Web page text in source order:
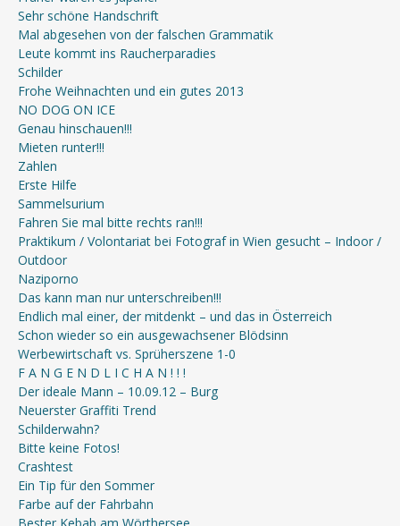
Sehr schöne Handschrift
Mal abgesehen von der falschen Grammatik
Leute kommt ins Raucherparadies
Schilder
Frohe Weihnachten und ein gutes 2013
NO DOG ON ICE
Genau hinschauen!!!
Mieten runter!!!
Zahlen
Erste Hilfe
Sammelsurium
Fahren Sie mal bitte rechts ran!!!
Praktikum / Volontariat bei Fotograf in Wien gesucht – Indoor /
Outdoor
Naziporno
Das kann man nur unterschreiben!!!
Endlich mal einer, der mitdenkt – und das in Österreich
Schon wieder so ein ausgewachsener Blödsinn
Werbewirtschaft vs. Sprüherszene 1-0
F A N G E N D L I C H A N ! ! !
Der ideale Mann – 10.09.12 – Burg
Neuerster Graffiti Trend
Schilderwahn?
Bitte keine Fotos!
Crashtest
Ein Tip für den Sommer
Farbe auf der Fahrbahn